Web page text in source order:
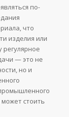
по-
что
изделия или
регулярное
— это не
но и
стоить